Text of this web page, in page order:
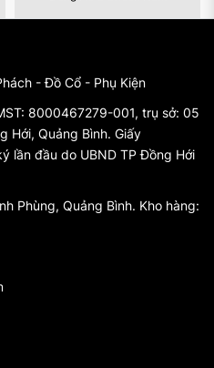
thách thức từ môi
chống sốc độc đáo
mạnh và đặc biệt của G-
và phiêu lưu.
không chỉ tiếp tục
sốc mạnh mẽ mà còn
cách của mình. Đồng hồ
biểu tượng thời trang,
nổi tiếng yêu thích và
hút chính của đồng hồ G-
- Đồ Cổ - Phụ Kiện
8000467279-001, trụ sở: 05
Hới, Quảng Bình. Giấy
lần đầu do UBND TP Đồng Hới
Phùng, Quảng Bình. Kho hàng: